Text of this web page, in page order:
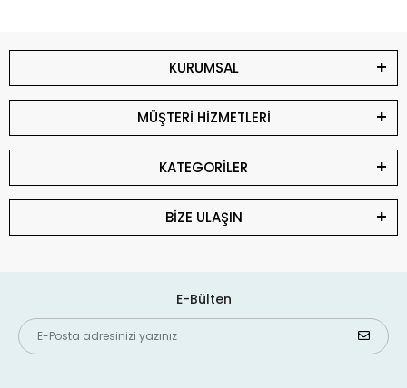
KURUMSAL
MÜŞTERİ HİZMETLERİ
KATEGORİLER
BİZE ULAŞIN
E-Bülten